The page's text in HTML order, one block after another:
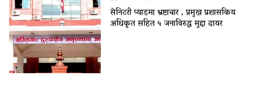
सेनिटरी प्याडमा भ्रष्टाचार , प्रमुख प्रशासकिय
अधिकृत सहित ५ जनाविरुद्ध मुद्दा दायर